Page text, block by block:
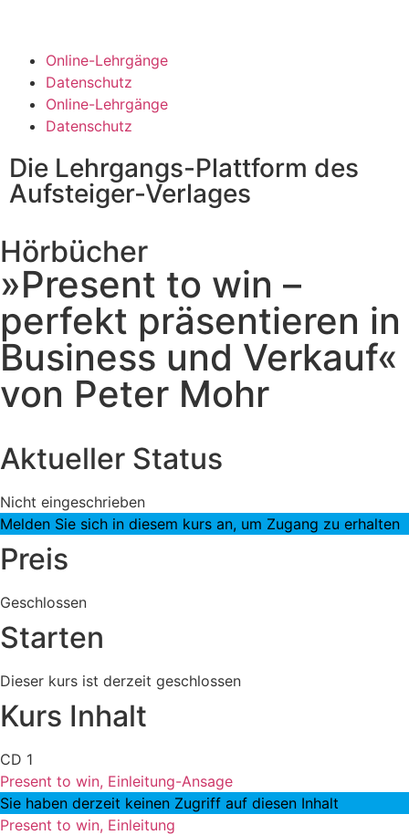
Online-Lehrgänge
Datenschutz
Online-Lehrgänge
Datenschutz
Die Lehrgangs-Plattform des
Aufsteiger-Verlages
Hörbücher
»Present to win –
perfekt präsentieren in
Business und Verkauf«
von Peter Mohr
Aktueller Status
Nicht eingeschrieben
Melden Sie sich in diesem kurs an, um Zugang zu erhalten
Preis
Geschlossen
Starten
Dieser kurs ist derzeit geschlossen
Kurs Inhalt
CD 1
Present to win, Einleitung-Ansage
Sie haben derzeit keinen Zugriff auf diesen Inhalt
Present to win, Einleitung